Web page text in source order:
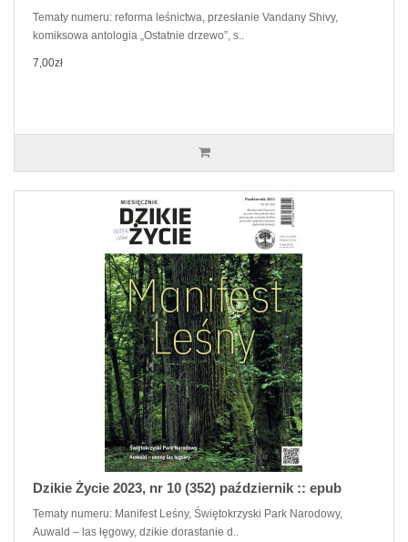
Tematy numeru: reforma leśnictwa, przesłanie Vandany Shivy,
komiksowa antologia „Ostatnie drzewo”, s..
7,00zł
Dzikie Życie 2023, nr 10 (352) październik :: epub
Tematy numeru: Manifest Leśny, Świętokrzyski Park Narodowy,
Auwald – las łęgowy, dzikie dorastanie d..